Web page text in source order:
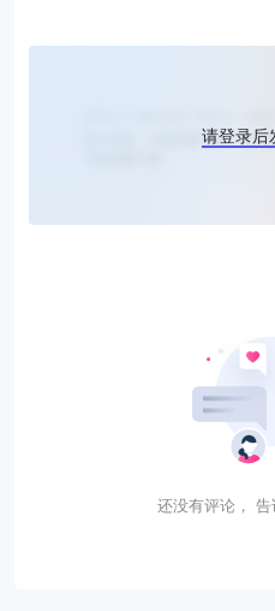
请登录后
还没有评论，